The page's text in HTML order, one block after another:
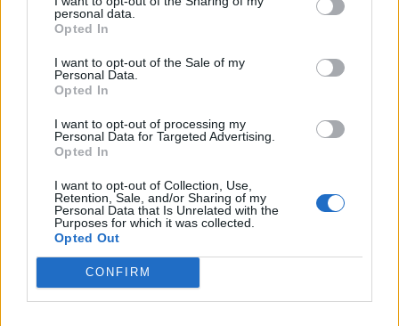
personal data.
Opted In
I want to opt-out of the Sale of my
Personal Data.
Opted In
I want to opt-out of processing my
Personal Data for Targeted Advertising.
Opted In
I want to opt-out of Collection, Use,
Retention, Sale, and/or Sharing of my
Personal Data that Is Unrelated with the
Purposes for which it was collected.
Opted Out
CONFIRM
įvardijo didžiausią savo
Klemencovas: gal jau
Šiuo metu skaitomiausi
dienai: Svarstyklėms – sėkmė,
Jaučiams – greiti sprendimai
artimiausiomis dienomis laukia
triumfas visuose reikaluose